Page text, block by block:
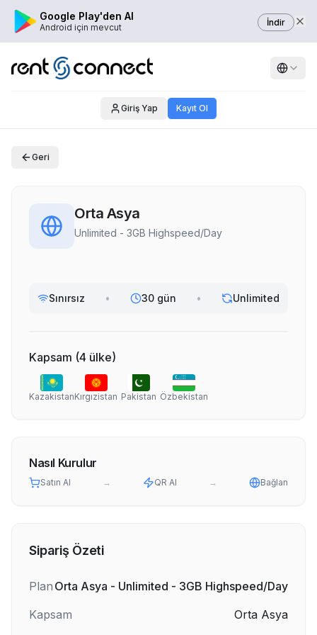
Google Play'den Al
Android için mevcut İndir
Giriş Yap Kayıt Ol
Geri
Orta Asya
Unlimited - 3GB Highspeed/Day
Sınırsız • 30 gün • Unlimited
Kapsam (4 ülke)
KazakistanKırgızistan Pakistan Özbekistan
Nasıl Kurulur
Satın Al → QR Al → Bağlan
Sipariş Özeti
Plan Orta Asya - Unlimited - 3GB Highspeed/Day
Kapsam
Orta Asya